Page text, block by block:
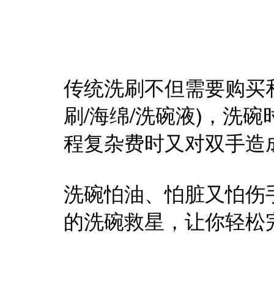
传统洗刷不但需要购
刷/海绵/洗碗液)，洗碗
程复杂费时又对双手造
洗碗怕油、怕脏又怕伤
的洗碗救星，让你轻